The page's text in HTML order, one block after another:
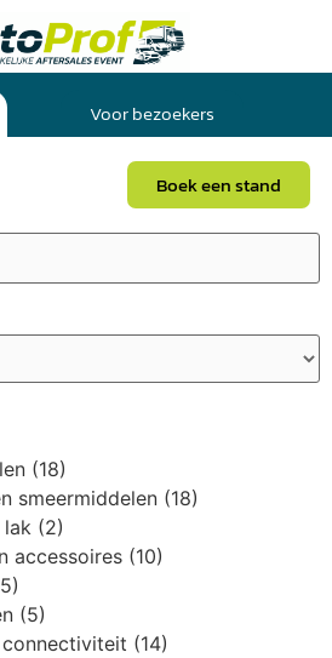
Voor bezoekers
Boek een stand
(18)
smeermiddelen (18)
lak (2)
accessoires (10)
(5)
(14)